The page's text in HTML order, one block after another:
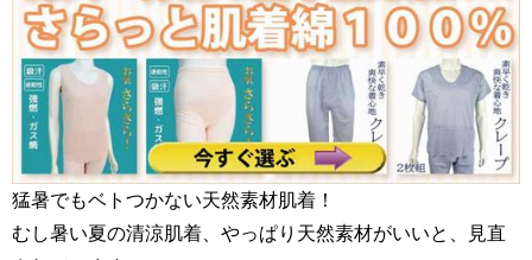
猛暑でもベトつかない天然素材肌着！
むし暑い夏の清涼肌着、やっぱり天然素材がいいと、見直